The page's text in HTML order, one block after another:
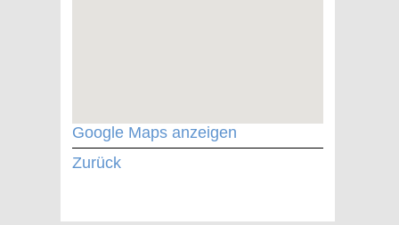
Google Maps anzeigen
Zurück